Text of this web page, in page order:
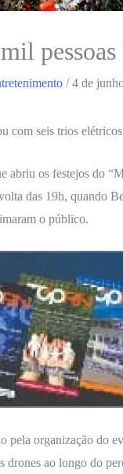
/4 de
com seis trios
abriu os festejos do
das 19h, quando
o público.
pela organização do
drones ao longo do